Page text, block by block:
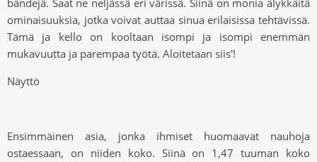
bändejä. Saat ne neljässä eri värissä. Siinä on monia älykkäitä
ominaisuuksia, jotka voivat auttaa sinua erilaisissa tehtävissä.
Tämä ja kello on kooltaan isompi ja isompi enemmän
mukavuutta ja parempaa työtä. Aloitetaan siis'!
Näyttö
Ensimmäinen asia, jonka ihmiset huomaavat nauhoja
ostaessaan, on niiden koko. Siinä on 1,47 tuuman koko